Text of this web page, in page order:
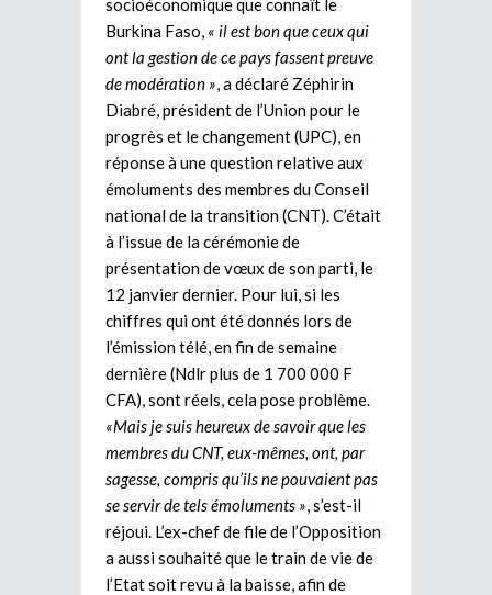
Burkina Faso, « il est bon que ceux qui
ont la gestion de ce pays fassent preuve
de modération » , a déclaré Zéphirin
Diabré, président de l’Union pour le
progrès et le changement (UPC), en
réponse à une question relative aux
émoluments des membres du Conseil
national de la transition (CNT). C’était
à l’issue de la cérémonie de
présentation de vœux de son parti, le
12 janvier dernier. Pour lui, si les
chiffres qui ont été donnés lors de
l’émission télé, en fin de semaine
dernière (Ndlr plus de 1 700 000 F
CFA), sont réels, cela pose problème.
«Mais je suis heureux de savoir que les
membres du CNT, eux-mêmes, ont, par
sagesse, compris qu’ils ne pouvaient pas
se servir de tels émoluments » , s’est-il
réjoui. L’ex-chef de file de l’Opposition
a aussi souhaité que le train de vie de
l’Etat soit revu à la baisse, afin de